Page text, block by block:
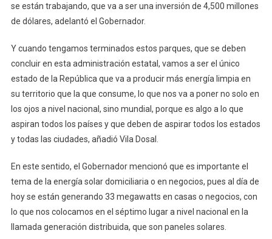
se están trabajando, que va a ser una inversión de 4,500 millones
de dólares, adelantó el Gobernador.
Y cuando tengamos terminados estos parques, que se deben
concluir en esta administración estatal, vamos a ser el único
estado de la República que va a producir más energía limpia en
su territorio que la que consume, lo que nos va a poner no solo en
los ojos a nivel nacional, sino mundial, porque es algo a lo que
aspiran todos los países y que deben de aspirar todos los estados
y todas las ciudades, añadió Vila Dosal.
En este sentido, el Gobernador mencionó que es importante el
tema de la energía solar domiciliaria o en negocios, pues al día de
hoy se están generando 33 megawatts en casas o negocios, con
lo que nos colocamos en el séptimo lugar a nivel nacional en la
llamada generación distribuida, que son paneles solares.